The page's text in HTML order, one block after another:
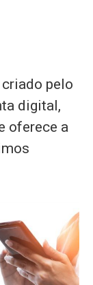
pelo
digital,
oferece a